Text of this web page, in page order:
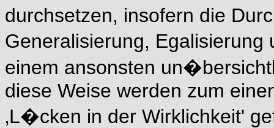
durchsetzen, insofern die
Generalisierung,
einem ansonsten
diese Weise werden zum
‚L�cken in der Wirklichkeit'